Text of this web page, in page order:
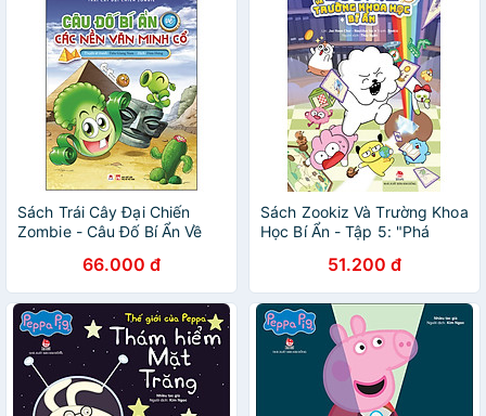
Sách Trái Cây Đại Chiến
Zombie - Câu Đố Bí Ẩn Về
66.000 đ
Sách Zookiz Và Trường Khoa
Học Bí Ẩn - Tập 5: "Phá
51.200 đ